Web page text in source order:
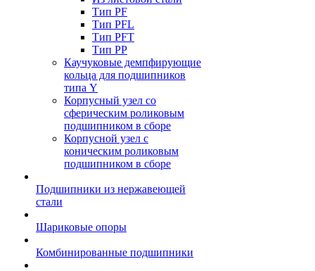
Тип PF
Тип PFL
Тип PFT
Тип PP
Каучуковые демпфирующие
кольца для подшипников
типа Y
Корпусный узел со
сферическим роликовым
подшипником в сборе
Корпусной узел с
коническим роликовым
подшипником в сборе
Подшипники из нержавеющей
стали
Шариковые опоры
Комбинированные подшипники